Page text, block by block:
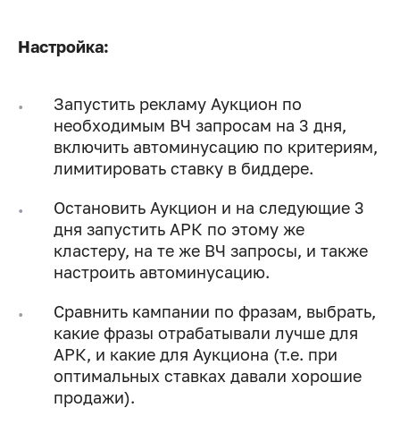
Настройка:
Запустить рекламу Аукцион по
необходимым ВЧ запросам на 3 дня,
включить автоминусацию по критериям,
лимитировать ставку в биддере.
Остановить Аукцион и на следующие 3
дня запустить АРК по этому же
кластеру, на те же ВЧ запросы, и также
настроить автоминусацию.
Сравнить кампании по фразам, выбрать,
какие фразы отрабатывали лучше для
АРК, и какие для Аукциона (т.е. при
оптимальных ставках давали хорошие
продажи).